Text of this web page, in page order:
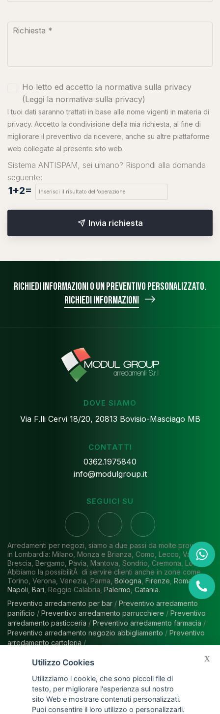
Ho letto ed accetto la normativa sulla privacy
(Leggi la normativa sulla privacy)
I tuoi dati saranno trattati in base alle nome vigenti in materia di
privacy. Accetto la condivisione della mia richiesta, al fine di
migliorare il preventivo da ricevere, anche su altre piattaforme
web collegate al presente sito web.
Sistema ANTISPAM, sei umano? Rispondi alla domanda
seguente:
1+2=
Invia richiesta
Richiedi informazioni o un preventivo personalizzato.
Richiedi informazioni
DOVE SIAMO
Via F.lli Cervi 18/20, 20813 Bovisio-Masciago MB
CONTATTI
0362.1975840
info@modulgroup.it
SEGUICI SU
Arredamenti per negozi, siamo a due passi da molte province
in Lombardia: Milano, Monza e Brianza, Como, Lecco, Varese,
Brescia, Bergamo, Pavia, Mantova, Sondrio, Cremona, Lodi.
Abbiamo la possibilitÃ di servire clienti anche in zone come
Torino, Verona, Venezia, Parma, Bologna Firenze Roma
Napoli Bari , Reggio Calabria, Palermo Catania.
Preventivo arredamento per bar / Preventivo arredamento
panificio / Preventivo arredamento parrucchiere / Preventivo
arredamento pasticceria / Preventivo arredamento farmacia /
Preventivo arredamento negozio abbigliamento / Preventivo
arredamento cartoleria /
HOME|AZIENDA|SERVIZI|ARREDAMENTI PER
NEGOZI|BLOG|CONTATTI
Utilizzo Cookies
Utilizziamo i cookie, che sono piccoli file di
testo, per migliorare l'esperienza sul nostro
sito Web e mostrare contenuti personalizzati.
Puoi consentire il loro utilizzo o personalizzarli.
X